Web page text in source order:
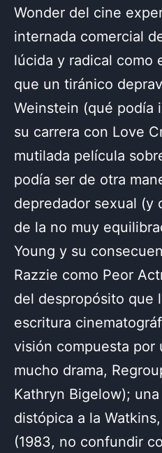
Wonder del cine
internada comercial
lúcida y radical como
que un tiránico
Weinstein (qué podía
su carrera con Love
mutilada película
podía ser de otra
depredador sexual (y
de la no muy
Young y su
Razzie como Peor
del despropósito que
escritura
visión compuesta por
mucho drama,
Kathryn Bigelow);
distópica a la
(1983, no confundir